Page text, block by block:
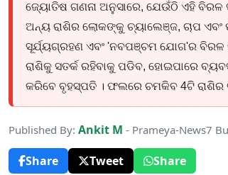
ଜ୍ୟୋତିଷ ଗଣନା ଅନୁସାରେ, ଯେଉଁଠି ଏହି ବିରଳ
ଅନ୍ୟ ରାଶିର ଲୋକଙ୍କୁ ଚ୍ୟାଲେଞ୍ଜ, ଚାପ ଏବଂ
ସୂର୍ଯ୍ୟଗ୍ରହଣ ଏବଂ 'ନବପଞ୍ଚମ ଯୋଗ'ର
ରାଶିକୁ ସତର୍କ ରହିବାକୁ ପଡିବ, ହୋଇପାରେ
କରିବେ ବୃହସ୍ପତି । ଫଲରେ ଚମକିବ 4ଟି
Published By: Ankit M - Prameya-News7
Share
Tweet Share